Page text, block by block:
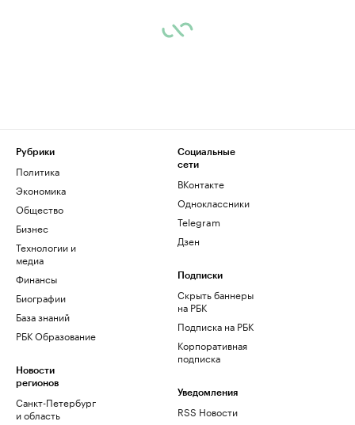
Рубрики
Политика
Экономика
Общество
Бизнес
Технологии и
медиа
Финансы
Биографии
База знаний
РБК Образование
Новости
регионов
Санкт-Петербург
и область
Социальные
сети
ВКонтакте
Одноклассники
Telegram
Дзен
Подписки
Скрыть баннеры
на РБК
Подписка на РБК
Корпоративная
подписка
Уведомления
RSS Новости